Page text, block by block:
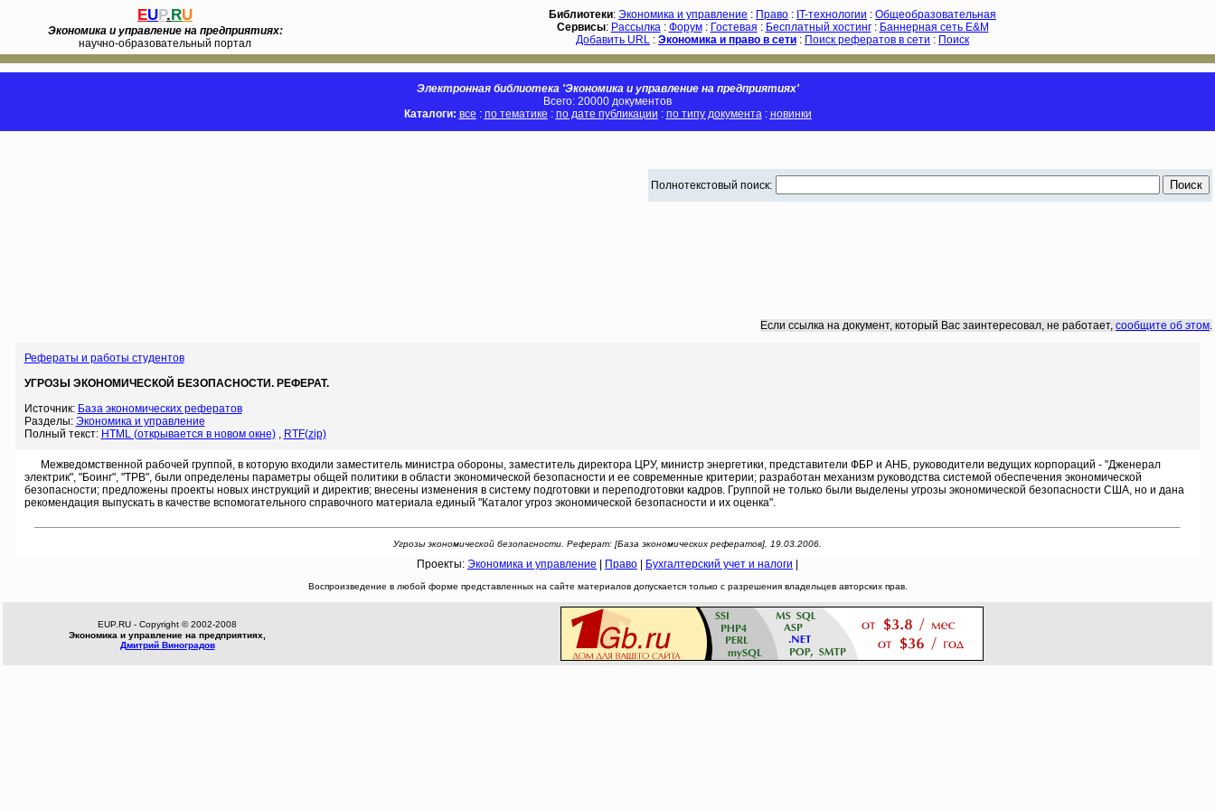
EUP.RU
Экономика и управление на предприятиях:
научно-образовательный портал
Библиотеки: Экономика и управление : Право : IT-технологии : Общеобразовательная
Сервисы: Рассылка: Форум: Гостевая : Бесплатный хостинг: Баннерная сеть E&M
Добавить URL : Экономика и право в сети : Поиск рефератов в сети : Поиск
Электронная библиотека 'Экономика и управление на предприятиях'
Всего: 20000 документов
Каталоги: все : по тематике : по дате публикации : по типу документа: новинки
Полнотекстовый поиск:
Если ссылка на документ, который Вас заинтересовал, не работает, сообщите об этом.
Рефераты и работы студентов
УГРОЗЫ ЭКОНОМИЧЕСКОЙ БЕЗОПАСНОСТИ. РЕФЕРАТ.
Источник: База экономических рефератов
Разделы: Экономика и управление
Полный текст: HTML (открывается в новом окне), RTF(zip)
Межведомственной рабочей группой, в которую входили заместитель министра обороны, заместитель директора ЦРУ, министр энергетики, представители ФБР и АНБ, руководители ведущих корпораций - "Дженерал
электрик", "Боинг", "ТРВ", были определены параметры общей политики в области экономической безопасности и ее современные критерии; разработан механизм руководства системой обеспечения экономической
безопасности; предложены проекты новых инструкций и директив; внесены изменения в систему подготовки и переподготовки кадров. Группой не только были выделены угрозы экономической безопасности США, но и дана
рекомендация выпускать в качестве вспомогательного справочного материала единый "Каталог угроз экономической безопасности и их оценка".
Угрозы экономической безопасности. Реферат: [База экономических рефератов], 19.03.2006.
Проекты: Экономика и управление Право Бухгалтерский учет и налоги
Воспроизведение в любой форме представленных на сайте материалов допускается только с разрешения владельцев авторских прав.
EUP.RU - Copyright © 2002-2008
Экономика и управление на предприятиях,
Дмитрий Виноградов